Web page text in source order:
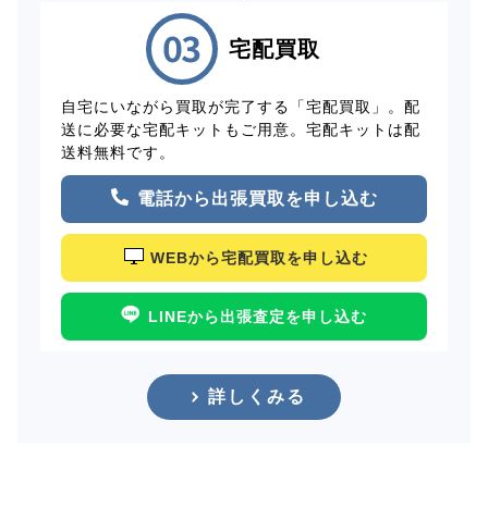
宅配買取
自宅にいながら買取が完了する「宅配買取」。配
送に必要な宅配キットもご用意。宅配キットは配
送料無料です。
電話から出張買取を申し込む
WEBから宅配買取を申し込む
LINEから出張査定を申し込む
詳しくみる